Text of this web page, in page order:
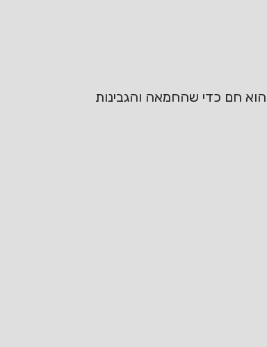
חם כדי שהחמאה והגבינות